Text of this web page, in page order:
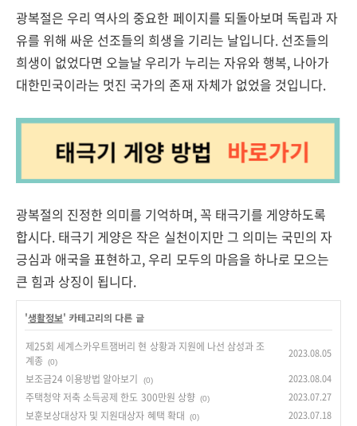
광복절은 우리 역사의 중요한 페이지를 되돌아보며 독립과 자
유를 위해 싸운 선조들의 희생을 기리는 날입니다. 선조들의
희생이 없었다면 오늘날 우리가 누리는 자유와 행복, 나아가
대한민국이라는 멋진 국가의 존재 자체가 없었을 것입니다.
광복절의 진정한 의미를 기억하며, 꼭 태극기를 게양하도록
합시다. 태극기 게양은 작은 실천이지만 그 의미는 국민의 자
긍심과 애국을 표현하고, 우리 모두의 마음을 하나로 모으는
큰 힘과 상징이 됩니다.
'생활정보' 카테고리의 다른 글
제25회 세계스카우트잼버리 현 상황과 지원에 나선 삼성과 조
계종 (0)
2023.08.05
보조금24 이용방법 알아보기 (0) 2023.08.04
주택청약 저축 소득공제 한도 300만원 상향 (0) 2023.07.27
보훈보상대상자 및 지원대상자 혜택 확대 (0) 2023.07.18